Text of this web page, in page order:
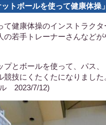
トボールを使って健康体操
て健康体操のインストラク
の若手トレーナーさんなど
プとボールを使って、パス
競技にくたくたになりまし
2023/7/12)